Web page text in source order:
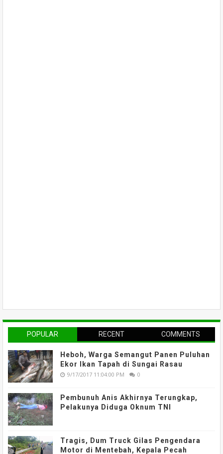
POPULAR RECENT COMMENTS
Heboh, Warga Semangut Panen Puluhan
Ekor Ikan Tapah di Sungai Rasau
9/17/2017 11:04:00 PM 0
Pembunuh Anis Akhirnya Terungkap,
Pelakunya Diduga Oknum TNI
Tragis, Dum Truck Gilas Pengendara
Motor di Mentebah, Kepala Pecah